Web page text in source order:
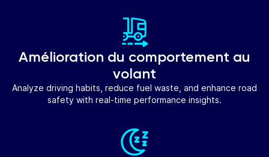
Amélioration du comportement au
volant
Analyze driving habits, reduce fuel waste, and enhance road
safety with real-time performance insights.